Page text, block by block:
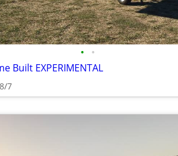
• •
Built EXPERIMENTAL
8/7